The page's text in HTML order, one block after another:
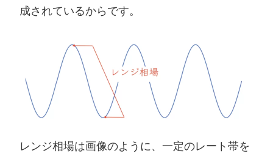
成されているからです。
レンジ相場は画像のように、一定のレート帯を